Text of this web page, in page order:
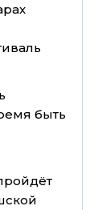
быть